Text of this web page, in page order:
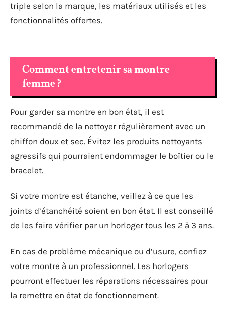
triple selon la marque, les matériaux utilisés et les
fonctionnalités offertes.
Comment entretenir sa montre
femme ?
Pour garder sa montre en bon état, il est
recommandé de la nettoyer régulièrement avec un
chiffon doux et sec. Évitez les produits nettoyants
agressifs qui pourraient endommager le boîtier ou le
bracelet.
Si votre montre est étanche, veillez à ce que les
joints d’étanchéité soient en bon état. Il est conseillé
de les faire vérifier par un horloger tous les 2 à 3 ans.
En cas de problème mécanique ou d’usure, confiez
votre montre à un professionnel. Les horlogers
pourront effectuer les réparations nécessaires pour
la remettre en état de fonctionnement.